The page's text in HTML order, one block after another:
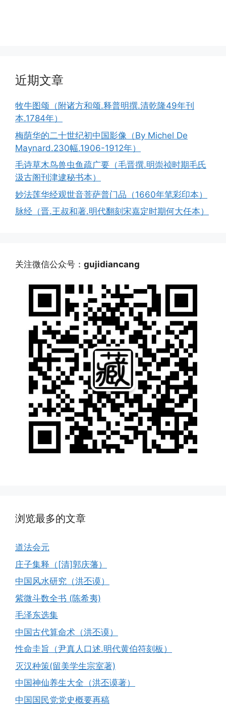
近期文章
牧牛图颂（附诸方和颂.释普明撰.清乾隆49年刊
本.1784年）
梅荫华的二十世纪初中国影像（By Michel De
Maynard.230幅.1906-1912年）
毛诗草木鸟兽虫鱼疏广要（毛晋撰.明崇祯时期毛氏
汲古阁刊津逮秘书本）
妙法莲华经观世音菩萨普门品（1660年笔彩印本）
脉经（晋.王叔和著.明代翻刻宋嘉定时期何大任本）
关注微信公众号： gujidiancang
浏览最多的文章
道法会元
庄子集释（[清]郭庆藩）
中国风水研究（洪丕谟）
紫微斗数全书 (陈希夷)
毛泽东选集
中国古代算命术（洪丕谟）
性命圭旨（尹真人口述.明代黄伯符刻板）
灭汉种策(留美学生宗室著)
中国神仙养生大全（洪丕谟著）
中国国民党党史概要再稿